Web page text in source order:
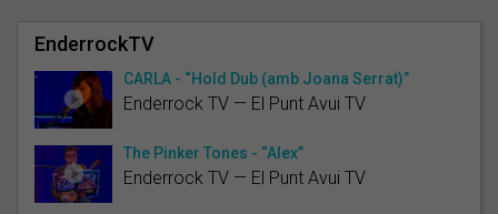
EnderrockTV
CARLA - “Hold Dub (amb Joana Serrat)”
Enderrock TV — El Punt Avui TV
The Pinker Tones - “Alex”
Enderrock TV — El Punt Avui TV